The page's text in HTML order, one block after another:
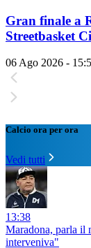
Gran finale a
Streetbasket
06 Ago 2026 -
Calcio ora per ora
Vedi tutti
13:38
Maradona, parla il
interveniva"